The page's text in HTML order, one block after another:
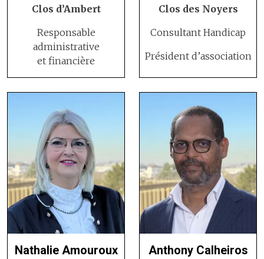
Clos d’Ambert
Responsable
administrative
et financière
Clos des Noyers
Consultant Handicap
Président d’association
Nathalie Amouroux Anthony Calheiros